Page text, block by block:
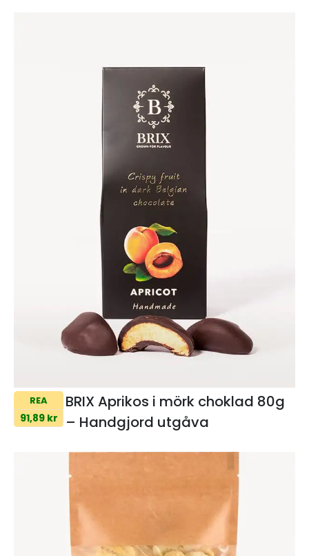
REA
91,89 kr
BRIX Aprikos i mörk choklad 80g
– Handgjord utgåva